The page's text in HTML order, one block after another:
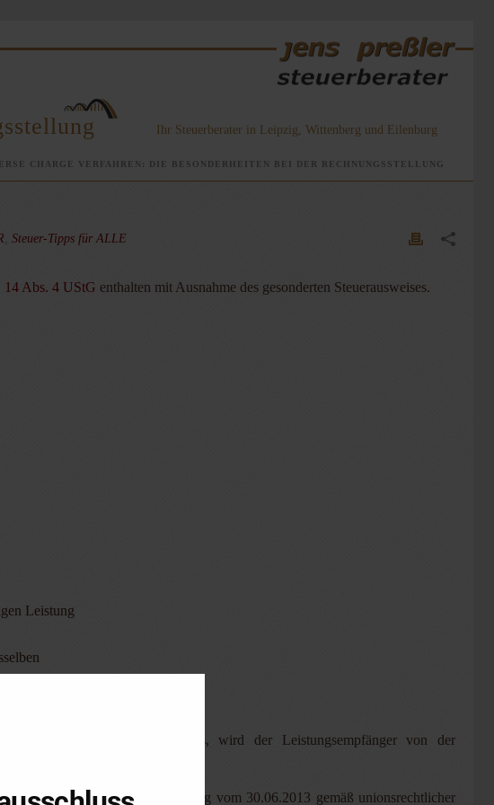
Ihr Steuerberater in Leipzig, Wittenberg und Eilenburg
CHARGE VERFAHREN: DIE BESONDERHEITEN BEI DER RECHNUNGSSTELLUNG
Steuer-Tipps für ALLE
14 Abs. 4 UStG enthalten mit Ausnahme des gesonderten Steuerausweises.
Leistung
eine Steuerbefreiung gilt
enthalten. Fehlt dieser Hinweis, wird der Leistungsempfänger von der
Umsetzungsgesetz mit Wirkung vom 30.06.2013 gemäß unionsrechtlicher